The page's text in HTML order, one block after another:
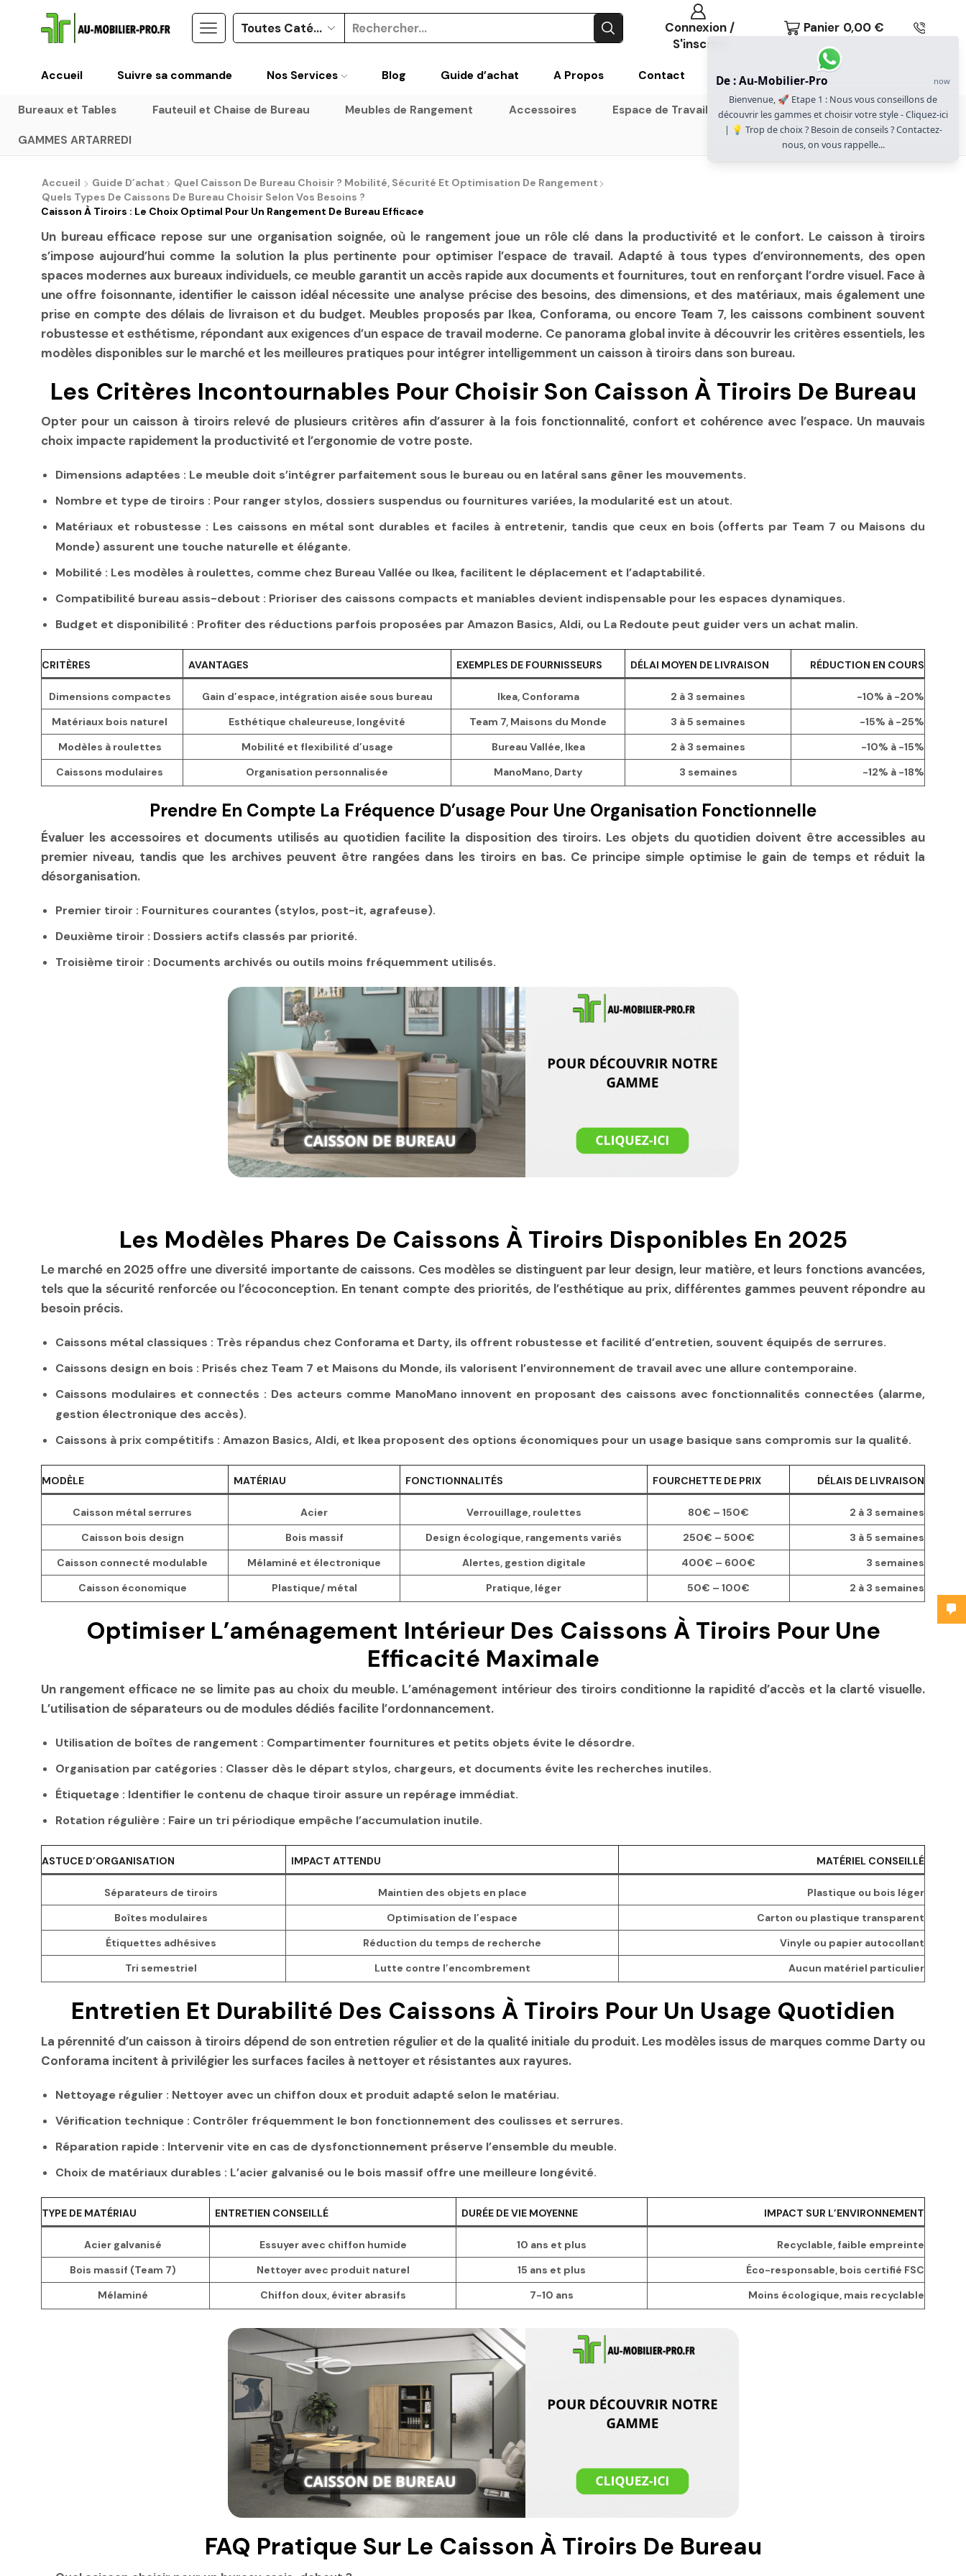
Connexion /
S'inscrire
Panier 0,00 €
Accueil Suivre sa commande Nos Services Blog Guide d’achat A Propos Contact
Bureaux et Tables Fauteuil et Chaise de Bureau Meubles de Rangement Accessoires Espace de Travail Gammes Gautier Office
GAMMES ARTARREDI
Accueil Guide D’achat
Quel Caisson De Bureau Choisir ? Mobilité, Sécurité Et Optimisation De Rangement
Quels Types De Caissons De Bureau Choisir Selon Vos Besoins ?
Caisson À Tiroirs : Le Choix Optimal Pour Un Rangement De Bureau Efficace
Un bureau efficace repose sur une organisation soignée, où le rangement joue un rôle clé dans la productivité et le confort. Le caisson à tiroirs
s’impose aujourd’hui comme la solution la plus pertinente pour optimiser l’espace de travail. Adapté à tous types d’environnements, des open
spaces modernes aux bureaux individuels, ce meuble garantit un accès rapide aux documents et fournitures, tout en renforçant l’ordre visuel. Face à
une offre foisonnante, identifier le caisson idéal nécessite une analyse précise des besoins, des dimensions, et des matériaux, mais également une
prise en compte des délais de livraison et du budget. Meubles proposés par Ikea, Conforama, ou encore Team 7, les caissons combinent souvent
robustesse et esthétisme, répondant aux exigences d’un espace de travail moderne. Ce panorama global invite à découvrir les critères essentiels, les
modèles disponibles sur le marché et les meilleures pratiques pour intégrer intelligemment un caisson à tiroirs dans son bureau.
Les Critères Incontournables Pour Choisir Son Caisson À Tiroirs De Bureau
Opter pour un caisson à tiroirs relevé de plusieurs critères afin d’assurer à la fois fonctionnalité, confort et cohérence avec l’espace. Un mauvais
choix impacte rapidement la productivité et l’ergonomie de votre poste.
Dimensions adaptées : Le meuble doit s’intégrer parfaitement sous le bureau ou en latéral sans gêner les mouvements.
Nombre et type de tiroirs : Pour ranger stylos, dossiers suspendus ou fournitures variées, la modularité est un atout.
Matériaux et robustesse : Les caissons en métal sont durables et faciles à entretenir, tandis que ceux en bois (offerts par Team 7 ou Maisons du
Monde) assurent une touche naturelle et élégante.
Mobilité : Les modèles à roulettes, comme chez Bureau Vallée ou Ikea, facilitent le déplacement et l’adaptabilité.
Compatibilité bureau assis-debout : Prioriser des caissons compacts et maniables devient indispensable pour les espaces dynamiques.
Budget et disponibilité : Profiter des réductions parfois proposées par Amazon Basics, Aldi, ou La Redoute peut guider vers un achat malin.
CRITÈRES AVANTAGES EXEMPLES DE FOURNISSEURS DÉLAI MOYEN DE LIVRAISON RÉDUCTION EN COURS
Dimensions compactes Gain d’espace, intégration aisée sous bureau Ikea, Conforama 2 à 3 semaines
-10% à -20%
Matériaux bois naturel
Esthétique chaleureuse, longévité Team 7, Maisons du Monde 3 à 5 semaines
-15% à -25%
Modèles à roulettes
Mobilité et flexibilité d’usage Bureau Vallée, Ikea 2 à 3 semaines
-10% à -15%
Caissons modulaires
Organisation personnalisée ManoMano, Darty 3 semaines -12% à -18%
Prendre En Compte La Fréquence D’usage Pour Une Organisation Fonctionnelle
Évaluer les accessoires et documents utilisés au quotidien facilite la disposition des tiroirs. Les objets du quotidien doivent être accessibles au
premier niveau, tandis que les archives peuvent être rangées dans les tiroirs en bas. Ce principe simple optimise le gain de temps et réduit la
désorganisation.
Premier tiroir : Fournitures courantes (stylos, post-it, agrafeuse).
Deuxième tiroir : Dossiers actifs classés par priorité.
Troisième tiroir : Documents archivés ou outils moins fréquemment utilisés.
Les Modèles Phares De Caissons À Tiroirs Disponibles En 2025
Le marché en 2025 offre une diversité importante de caissons. Ces modèles se distinguent par leur design, leur matière, et leurs fonctions avancées,
tels que la sécurité renforcée ou l’écoconception. En tenant compte des priorités, de l’esthétique au prix, différentes gammes peuvent répondre au
besoin précis.
Caissons métal classiques : Très répandus chez Conforama et Darty, ils offrent robustesse et facilité d’entretien, souvent équipés de serrures.
Caissons design en bois : Prisés chez Team 7 et Maisons du Monde, ils valorisent l’environnement de travail avec une allure contemporaine.
Caissons modulaires et connectés : Des acteurs comme ManoMano innovent en proposant des caissons avec fonctionnalités connectées (alarme,
gestion électronique des accès).
Caissons à prix compétitifs : Amazon Basics, Aldi, et Ikea proposent des options économiques pour un usage basique sans compromis sur la qualité.
MODÈLE MATÉRIAU FONCTIONNALITÉS FOURCHETTE DE PRIX DÉLAIS DE LIVRAISON
Caisson métal serrures Acier Verrouillage, roulettes 80€ – 150€
2 à 3 semaines
Caisson bois design
Bois massif Design écologique, rangements variés 250€ – 500€
3 à 5 semaines
Caisson connecté modulable
Mélaminé et électronique Alertes, gestion digitale 400€ – 600€
3 semaines
Caisson économique
Plastique/ métal Pratique, léger 50€ – 100€ 2 à 3 semaines
Optimiser L’aménagement Intérieur Des Caissons À Tiroirs Pour Une
Efficacité Maximale
Un rangement efficace ne se limite pas au choix du meuble. L’aménagement intérieur des tiroirs conditionne la rapidité d’accès et la clarté visuelle.
L’utilisation de séparateurs ou de modules dédiés facilite l’ordonnancement.
Utilisation de boîtes de rangement : Compartimenter fournitures et petits objets évite le désordre.
Organisation par catégories : Classer dès le départ stylos, chargeurs, et documents évite les recherches inutiles.
Étiquetage : Identifier le contenu de chaque tiroir assure un repérage immédiat.
Rotation régulière : Faire un tri périodique empêche l’accumulation inutile.
ASTUCE D’ORGANISATION IMPACT ATTENDU MATÉRIEL CONSEILLÉ
Séparateurs de tiroirs Maintien des objets en place
Plastique ou bois léger
Boîtes modulaires
Optimisation de l’espace
Carton ou plastique transparent
Étiquettes adhésives
Réduction du temps de recherche
Vinyle ou papier autocollant
Tri semestriel
Lutte contre l’encombrement Aucun matériel particulier
Entretien Et Durabilité Des Caissons À Tiroirs Pour Un Usage Quotidien
La pérennité d’un caisson à tiroirs dépend de son entretien régulier et de la qualité initiale du produit. Les modèles issus de marques comme Darty ou
Conforama incitent à privilégier les surfaces faciles à nettoyer et résistantes aux rayures.
Nettoyage régulier : Nettoyer avec un chiffon doux et produit adapté selon le matériau.
Vérification technique : Contrôler fréquemment le bon fonctionnement des coulisses et serrures.
Réparation rapide : Intervenir vite en cas de dysfonctionnement préserve l’ensemble du meuble.
Choix de matériaux durables : L’acier galvanisé ou le bois massif offre une meilleure longévité.
TYPE DE MATÉRIAU ENTRETIEN CONSEILLÉ DURÉE DE VIE MOYENNE IMPACT SUR L’ENVIRONNEMENT
Acier galvanisé Essuyer avec chiffon humide 10 ans et plus
Recyclable, faible empreinte
Bois massif (Team 7)
Nettoyer avec produit naturel 15 ans et plus
Éco-responsable, bois certifié FSC
Mélaminé
Chiffon doux, éviter abrasifs 7-10 ans Moins écologique, mais recyclable
FAQ Pratique Sur Le Caisson À Tiroirs De Bureau
De : Au-Mobilier-Pro now
Bienvenue, 🚀 Etape 1 : Nous vous conseillons de
découvrir les gammes et choisir votre style - Cliquez-ici
| 💡 Trop de choix ? Besoin de conseils ? Contactez-
nous, on vous rappelle...